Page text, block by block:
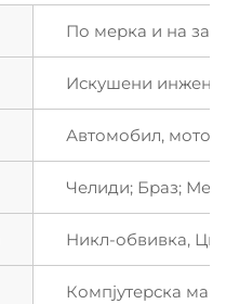
По мерка и на
Искушени
Автомобил,
Челиди; Браз; Мед;
Никл-обвивка,
Компјутерска